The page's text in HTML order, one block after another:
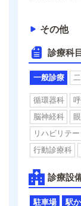
その他
診療科目
一般診療
循環器科
脳神経科
リハビリテ
行動診療科
診療設
駐車場 駅